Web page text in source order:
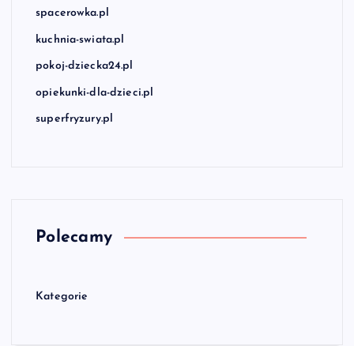
spacerowka.pl
kuchnia-swiata.pl
pokoj-dziecka24.pl
opiekunki-dla-dzieci.pl
superfryzury.pl
Polecamy
Kategorie